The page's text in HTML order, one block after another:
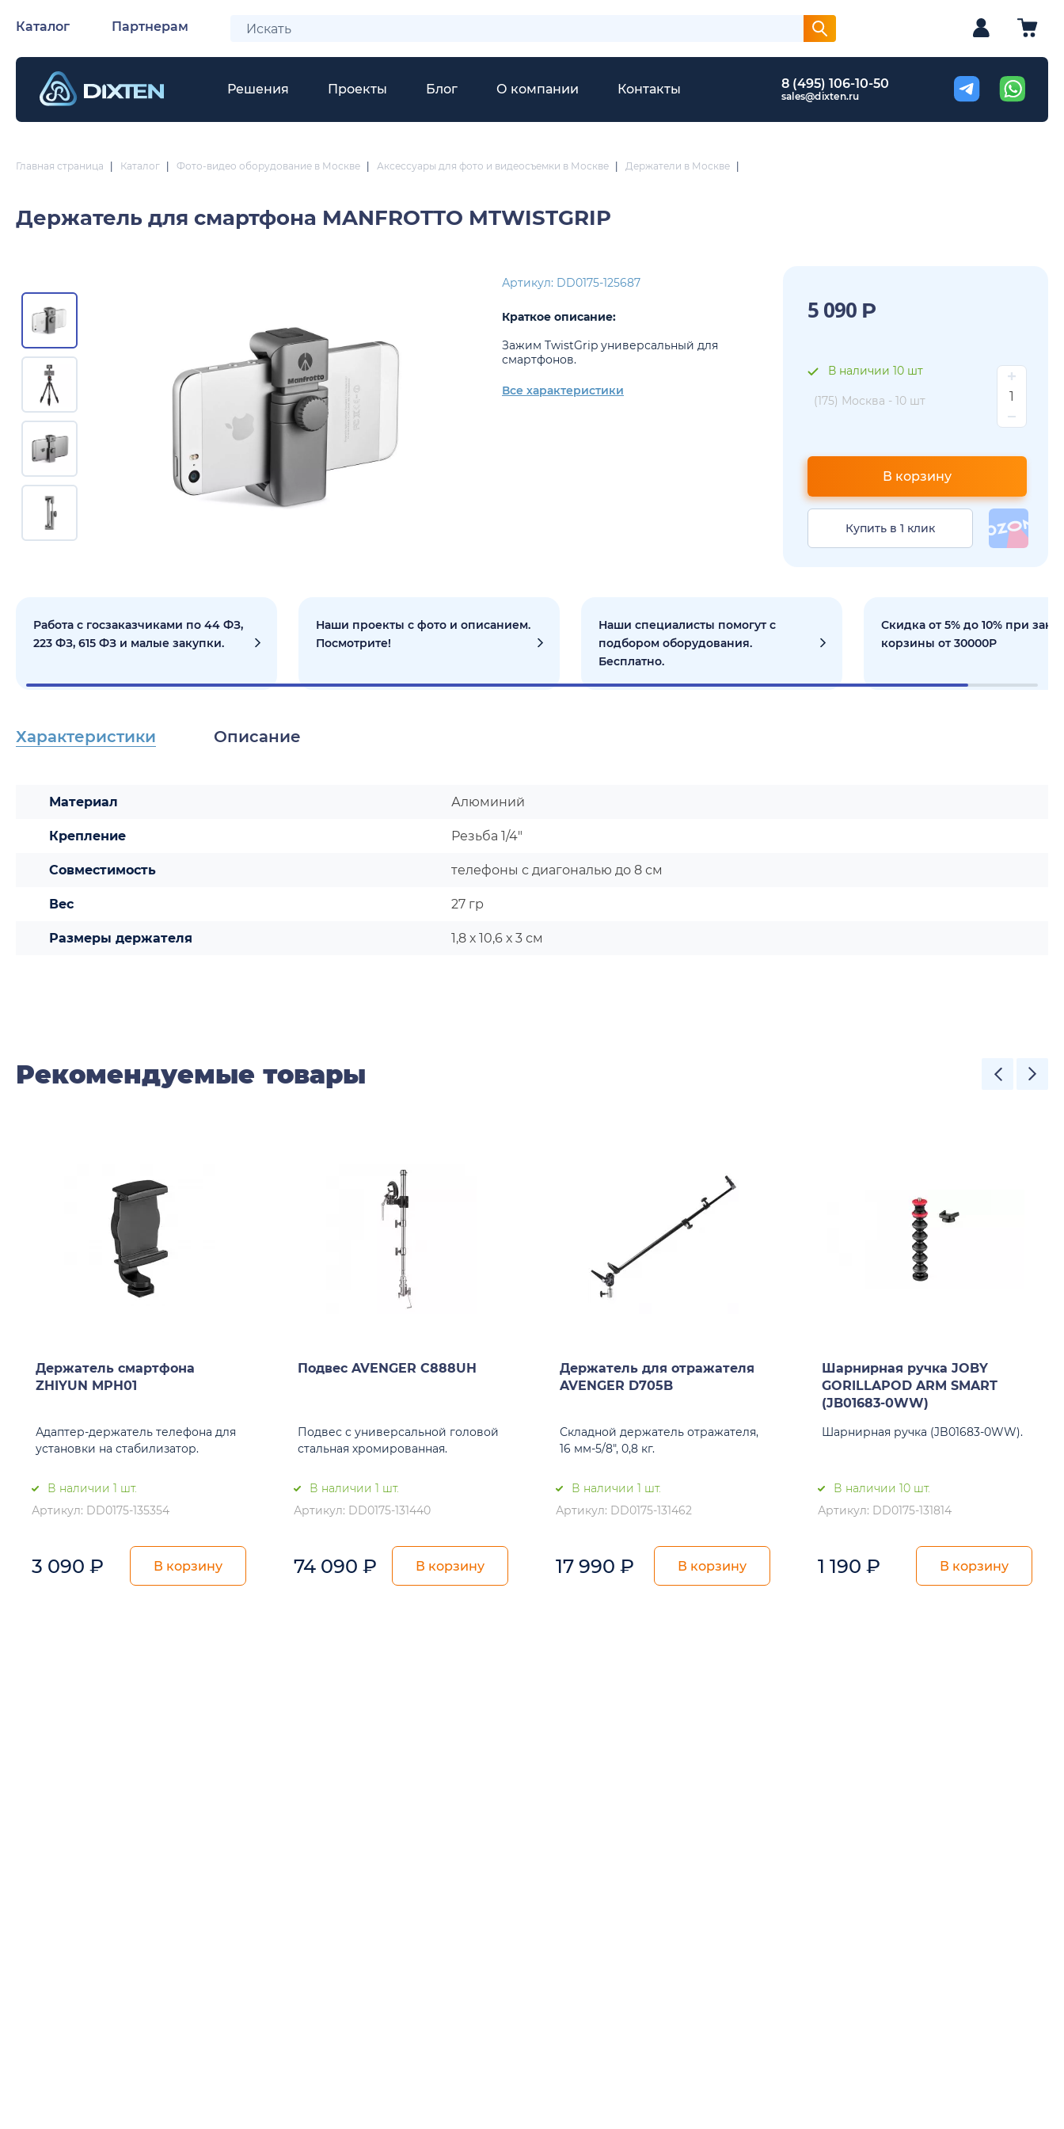
Каталог Партнерам
Решения Проекты Блог О компании Контакты 8 (495) 106-10-50
sales@dixten.ru
Главная страница Каталог Фото-видео оборудование в Москве Аксессуары для фото и видеосъемки в Москве Держатели в Москве
Держатель для смартфона MANFROTTO MTWISTGRIP
Артикул: DD0175-125687
Краткое описание:
Зажим TwistGrip универсальный для
смартфонов.
Все характеристики
5 090 Р
В наличии 10 шт
(175) Москва - 10 шт
В корзину
Купить в 1 клик
Работа с госзаказчиками по 44 ФЗ,
223 ФЗ, 615 ФЗ и малые закупки.
Наши проекты с фото и описанием.
Посмотрите!
Наши специалисты помогут с
подбором оборудования.
Бесплатно.
Скидка от 5% до 10% при
корзины от 30000Р
Характеристики Описание
Материал Алюминий
Крепление Резьба 1/4"
Совместимость телефоны с диагональю до 8 см
Вес 27 гр
Размеры держателя 1,8 х 10,6 х 3 см
Рекомендуемые товары
Держатель смартфона
ZHIYUN MPH01
Адаптер-держатель телефона для
установки на стабилизатор.
В наличии 1 шт.
Артикул: DD0175-135354
3 090 ₽ В корзину
Подвес AVENGER C888UH
Подвес с универсальной головой
стальная хромированная.
В наличии 1 шт.
Артикул: DD0175-131440
74 090 ₽ В корзину
Держатель для отражателя
AVENGER D705B
Складной держатель отражателя,
16 мм-5/8", 0,8 кг.
В наличии 1 шт.
Артикул: DD0175-131462
17 990 ₽ В корзину
Шарнирная ручка JOBY
GORILLAPOD ARM SMART
(JB01683-0WW)
Шарнирная ручка (JB01683-0WW).
В наличии 10 шт.
Артикул: DD0175-131814
1 190 ₽ В корзину